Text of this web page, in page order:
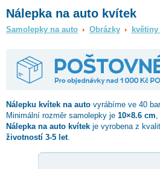
Nálepka na auto kvítek
Samolepky na auto Obrázky
Nálepku kvítek na auto vyrábíme ve 40
Minimální rozměr samolepky je 10×8.6 cm
Nálepka na auto kvítek je vyrobena z
životností 3-5 let.